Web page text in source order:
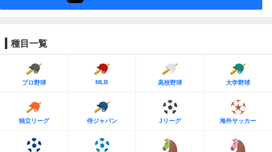
種目一覧
プロ野球 MLB 高校野球 大学野球
独立リーグ 侍ジャパン Jリーグ 海外サッカー